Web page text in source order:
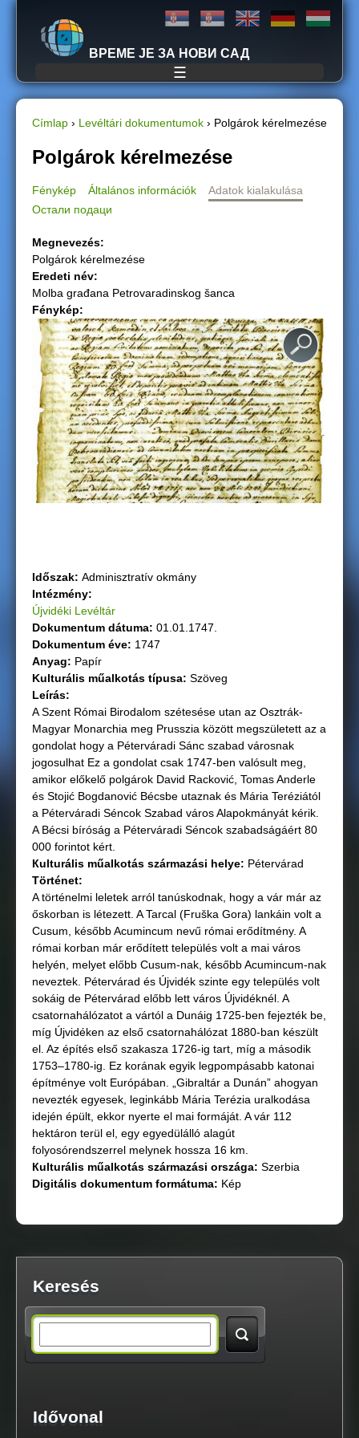
Jump to navigation
ВРЕМЕ ЈЕ ЗА НОВИ САД
☰
J
e
l
e
n
l
e
g
h
e
Címlap › Levéltári dokumentumok › Polgárok kérelmezése
Polgárok kérelmezése
Fénykép Általános információk
Adatok kialakulása
Остали подаци
Megnevezés:
Polgárok kérelmezése
Eredeti név:
Molba građana Petrovaradinskog šanca
Fénykép:
Időszak: Adminisztratív okmány
Intézmény:
Újvidéki Levéltár
Dokumentum dátuma: 01.01.1747.
Dokumentum éve: 1747
Anyag: Papír
Kulturális műalkotás típusa: Szöveg
Leírás:
A Szent Római Birodalom szétesése utan az Osztrák-
Magyar Monarchia meg Prusszia között megszületett az a
gondolat hogy a Péterváradi Sánc szabad városnak
jogosulhat Ez a gondolat csak 1747-ben valósult meg,
amikor előkelő polgárok David Racković, Tomas Anderle
és Stojić Bogdanović Bécsbe utaznak és Mária Teréziától
a Péterváradi Séncok Szabad város Alapokmányát kérik.
A Bécsi bíróság a Péterváradi Séncok szabadságáért 80
000 forintot kért.
Кulturális műalkotás származási helye: Pétervárad
Történet:
A történelmi leletek arról tanúskodnak, hogy a vár már az
őskorban is létezett. A Tarcal (Fruška Gora) lankáin volt a
Cusum, később Acumincum nevű római erődítmény. A
római korban már erődített település volt a mai város
helyén, melyet előbb Cusum-nak, később Acumincum-nak
neveztek. Pétervárad és Újvidék szinte egy település volt
sokáig de Pétervárad előbb lett város Újvidéknél. A
csatornahálózatot a vártól a Dunáig 1725-ben fejezték be,
míg Újvidéken az első csatornahálózat 1880-ban készült
el. Az építés első szakasza 1726-ig tart, míg a második
1753–1780-ig. Ez korának egyik legpompásabb katonai
építménye volt Európában. „Gibraltár a Dunán” ahogyan
nevezték egyesek, leginkább Mária Terézia uralkodása
idején épült, ekkor nyerte el mai formáját. A vár 112
hektáron terül el, egy egyedülálló alagút
folyosórendszerrel melynek hossza 16 km.
Кulturális műalkotás származási országа: Szerbia
Digitális dokumentum formátuma: Kép
Keresés
a
Idővonal